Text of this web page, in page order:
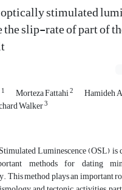
stimulated
slip-rate of part of
1 Morteza Fattahi2 Hamideh
Walker3
Luminescence (OSL) is
methods for dating
This method plays an important